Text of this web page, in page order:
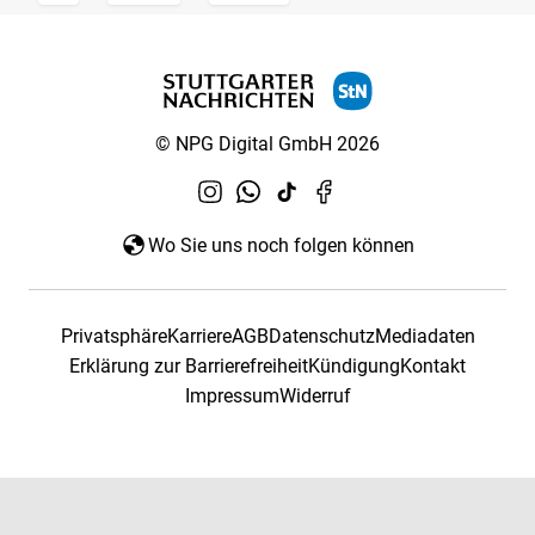
© NPG Digital GmbH 2026
Wo Sie uns noch folgen können
PrivatsphäreKarriereAGBDatenschutzMediadaten
Erklärung zur BarrierefreiheitKündigungKontakt
ImpressumWiderruf